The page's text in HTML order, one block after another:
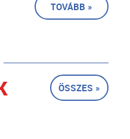
TOVÁBB »
ÖSSZES »